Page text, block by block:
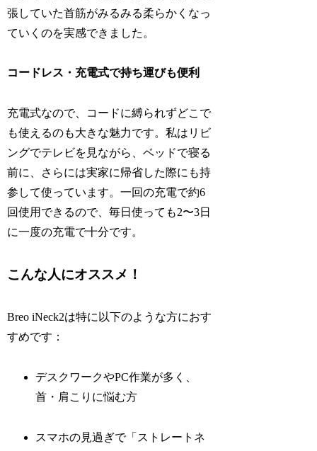
張していた首筋がみるみる柔らかくなっ
ていくのを実感できました。
コードレス・充電式で持ち運びも便利
充電式なので、コードに縛られずどこで
も使えるのも大きな魅力です。私はリビ
ングでテレビを見ながら、ベッドで寝る
前に、さらには実家に帰省した際にも持
参して使っています。一回の充電で約6
回使用できるので、毎日使っても2〜3日
に一度の充電で十分です。
こんな人にオススメ！
Breo iNeck2は特に以下のような方におす
すめです：
デスクワークやPC作業が多く、
首・肩こりに悩む方
スマホの見過ぎで「ストレートネ